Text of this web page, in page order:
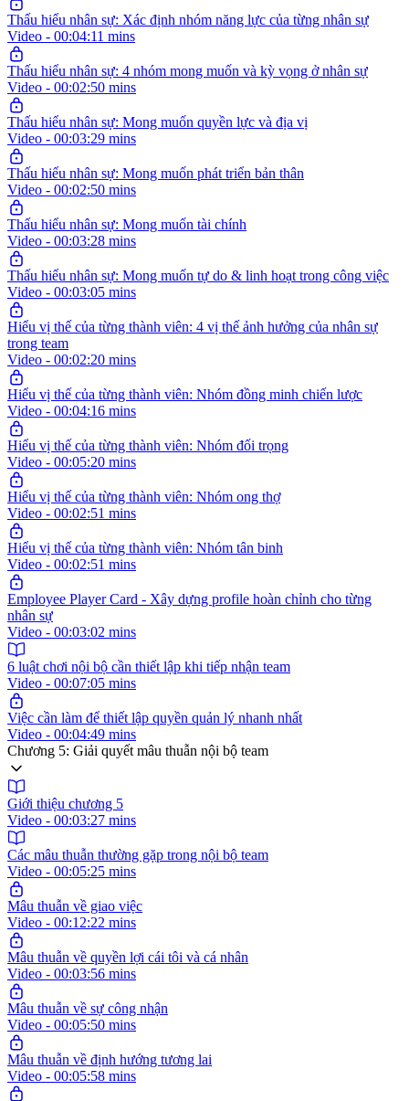
Thấu hiểu nhân sự: Xác định nhóm năng lực của từng nhân sự
Video - 00:04:11 mins
Thấu hiểu nhân sự: 4 nhóm mong muốn và kỳ vọng ở nhân sự
Video - 00:02:50 mins
Thấu hiểu nhân sự: Mong muốn quyền lực và địa vị
Video - 00:03:29 mins
Thấu hiểu nhân sự: Mong muốn phát triển bản thân
Video - 00:02:50 mins
Thấu hiểu nhân sự: Mong muốn tài chính
Video - 00:03:28 mins
Thấu hiểu nhân sự: Mong muốn tự do & linh hoạt trong công việc
Video - 00:03:05 mins
Hiểu vị thế của từng thành viên: 4 vị thế ảnh hưởng của nhân sự
trong team
Video - 00:02:20 mins
Hiểu vị thế của từng thành viên: Nhóm đồng minh chiến lược
Video - 00:04:16 mins
Hiểu vị thế của từng thành viên: Nhóm đối trọng
Video - 00:05:20 mins
Hiểu vị thế của từng thành viên: Nhóm ong thợ
Video - 00:02:51 mins
Hiểu vị thế của từng thành viên: Nhóm tân binh
Video - 00:02:51 mins
Employee Player Card - Xây dựng profile hoàn chỉnh cho từng
nhân sự
Video - 00:03:02 mins
6 luật chơi nội bộ cần thiết lập khi tiếp nhận team
Video - 00:07:05 mins
Việc cần làm để thiết lập quyền quản lý nhanh nhất
Video - 00:04:49 mins
Chương 5: Giải quyết mâu thuẫn nội bộ team
Giới thiệu chương 5
Video - 00:03:27 mins
Các mâu thuẫn thường gặp trong nội bộ team
Video - 00:05:25 mins
Mâu thuẫn về giao việc
Video - 00:12:22 mins
Mâu thuẫn về quyền lợi cái tôi và cá nhân
Video - 00:03:56 mins
Mâu thuẫn về sự công nhận
Video - 00:05:50 mins
Mâu thuẫn về định hướng tương lai
Video - 00:05:58 mins